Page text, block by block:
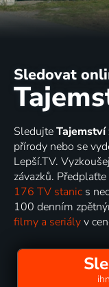
Sledovat
SledujteTajemství
přírody nebo se
Lepší.TV.
závazků.
176 TV stanic s
100 denním
filmy a seriályv